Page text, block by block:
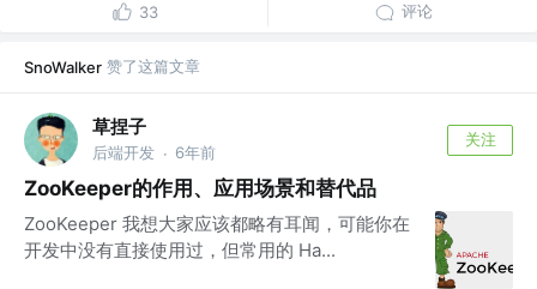
33 评论
SnoWalker 赞了这篇文章
草捏子
后端开发 · 6年前
关注
ZooKeeper的作用、应用场景和替代品
ZooKeeper 我想大家应该都略有耳闻，可能你在
开发中没有直接使用过，但常用的 Ha...